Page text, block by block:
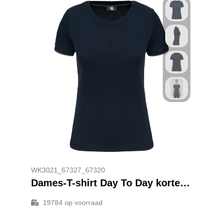
WK3021_67327_67320
Dames-T-shirt Day To Day korte mouwen
19784op voorraad